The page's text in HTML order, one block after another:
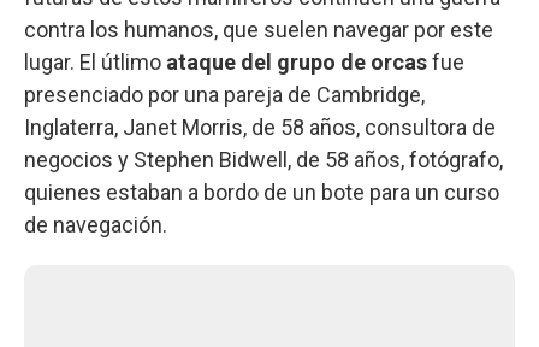
contra los humanos, que suelen navegar por este
lugar. El útlimo ataque del grupo de orcasfue
presenciado por una pareja de Cambridge,
Inglaterra, Janet Morris, de 58 años, consultora de
negocios y Stephen Bidwell, de 58 años, fotógrafo,
quienes estaban a bordo de un bote para un curso
de navegación.